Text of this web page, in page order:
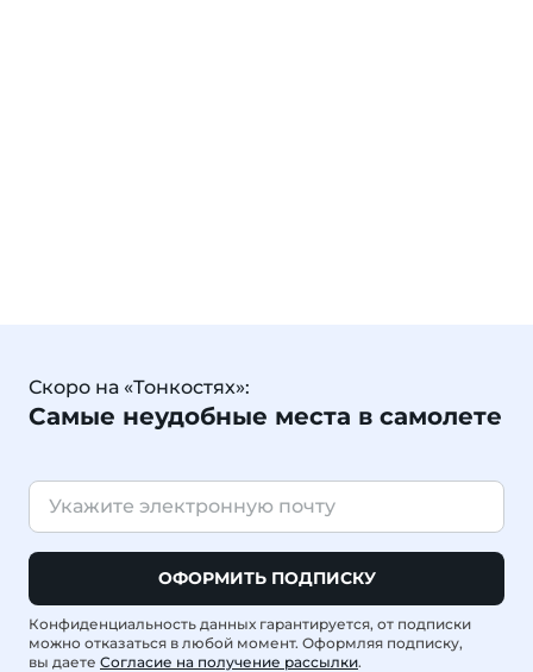
Скоро на «Тонкостях»:
Самые неудобные места в самолете
ОФОРМИТЬ ПОДПИСКУ
Конфиденциальность данных гарантируется, от подписки
можно отказаться в любой момент. Оформляя подписку,
вы даете Согласие на получение рассылки.